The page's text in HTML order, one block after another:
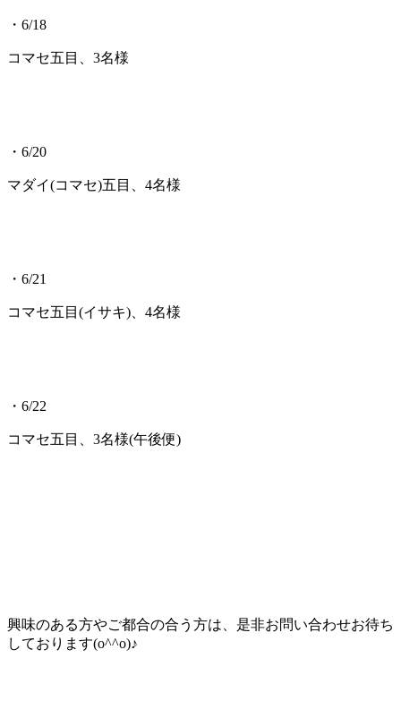
・6/18
コマセ五目、3名様
・6/20
マダイ(コマセ)五目、4名様
・6/21
コマセ五目(イサキ)、4名様
・6/22
コマセ五目、3名様(午後便)
興味のある方やご都合の合う方は、是非お問い合わせお待ち
しております(o^^o)♪